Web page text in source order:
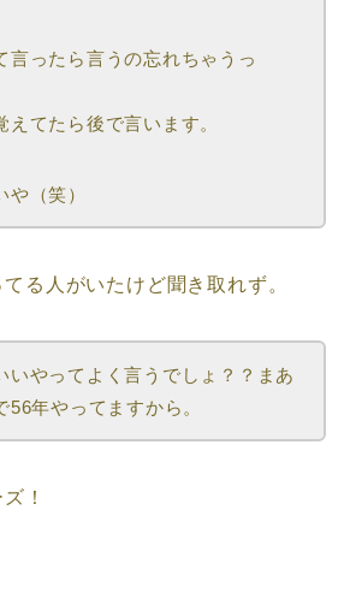
言ったら言うの忘れちゃうっ
えてたら後で言います。
や（笑）
る人がいたけど聞き取れず。
いやってよく言うでしょ？？まあ
56年やってますから。
！